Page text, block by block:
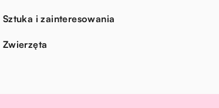
Sztuka i zainteresowania
Zwierzęta